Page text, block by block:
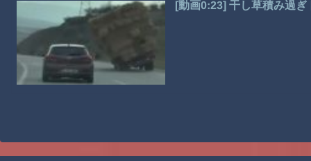
[動画0:23] 干し草積み過